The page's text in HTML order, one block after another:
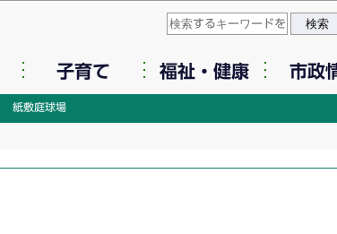
このページの本文へ移動
子育て 福祉・健康 市政
紙敷庭球場